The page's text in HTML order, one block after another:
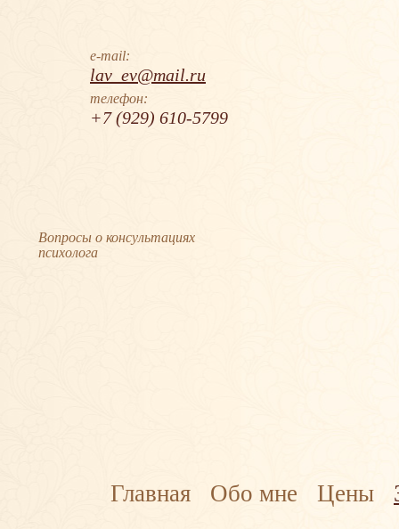
e-mail:
lav_ev@mail.ru
телефон:
+7 (929) 610-5799
Вопросы о консультациях
психолога
Главная Обо мне Цены